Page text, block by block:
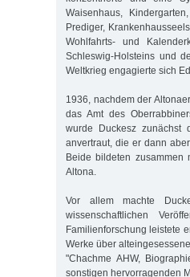
Waisenhaus,
Prediger,
Wohlfahrts- und
Schleswig-Holsteins und
Weltkrieg engagierte sich
1936, nachdem der
das Amt des
wurde Duckesz zunächst
anvertraut, die er dann
Beide bildeten
Altona.
Vor allem machte
wissenschaftlichen
Familienforschung leistete
Werke über
"Chachme AHW,
sonstigen hervorragenden